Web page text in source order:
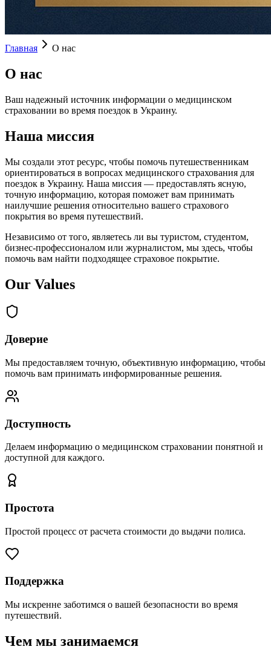
Главная О нас
О нас
Ваш надежный источник информации о медицинском
страховании во время поездок в Украину.
Наша миссия
Мы создали этот ресурс, чтобы помочь путешественникам
ориентироваться в вопросах медицинского страхования для
поездок в Украину. Наша миссия — предоставлять ясную,
точную информацию, которая поможет вам принимать
наилучшие решения относительно вашего страхового
покрытия во время путешествий.
Независимо от того, являетесь ли вы туристом, студентом,
бизнес-профессионалом или журналистом, мы здесь, чтобы
помочь вам найти подходящее страховое покрытие.
Our Values
Доверие
Мы предоставляем точную, объективную информацию, чтобы
помочь вам принимать информированные решения.
Доступность
Делаем информацию о медицинском страховании понятной и
доступной для каждого.
Простота
Простой процесс от расчета стоимости до выдачи полиса.
Поддержка
Мы искренне заботимся о вашей безопасности во время
путешествий.
Чем мы занимаемся